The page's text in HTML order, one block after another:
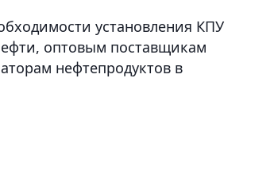
установления КПУ
оптовым поставщикам
нефтепродуктов в